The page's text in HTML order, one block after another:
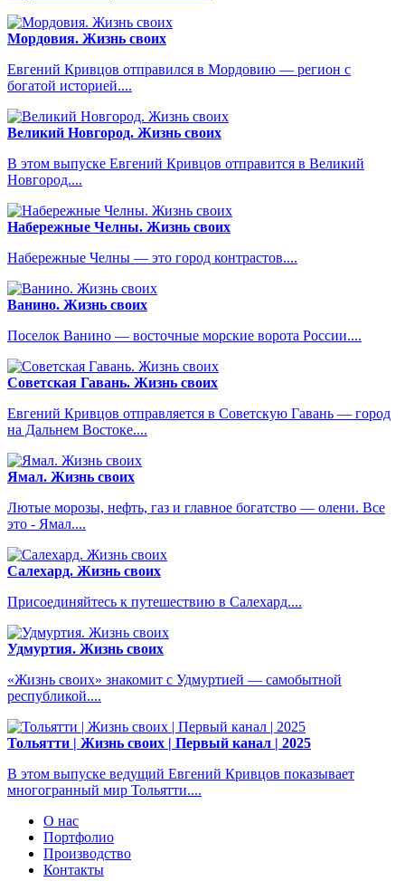
Мордовия. Жизнь своих
Евгений Кривцов отправился в Мордовию — регион с
богатой историей....
Великий Новгород. Жизнь своих
В этом выпуске Евгений Кривцов отправится в Великий
Новгород....
Набережные Челны. Жизнь своих
Набережные Челны — это город контрастов....
Ванино. Жизнь своих
Поселок Ванино — восточные морские ворота России....
Советская Гавань. Жизнь своих
Евгений Кривцов отправляется в Советскую Гавань — город
на Дальнем Востоке....
Ямал. Жизнь своих
Лютые морозы, нефть, газ и главное богатство — олени. Все
это - Ямал....
Салехард. Жизнь своих
Присоединяйтесь к путешествию в Салехард....
Удмуртия. Жизнь своих
«Жизнь своих» знакомит с Удмуртией — самобытной
республикой....
Тольятти | Жизнь своих | Первый канал | 2025
В этом выпуске ведущий Евгений Кривцов показывает
многогранный мир Тольятти....
О нас
Портфолио
Производство
Контакты